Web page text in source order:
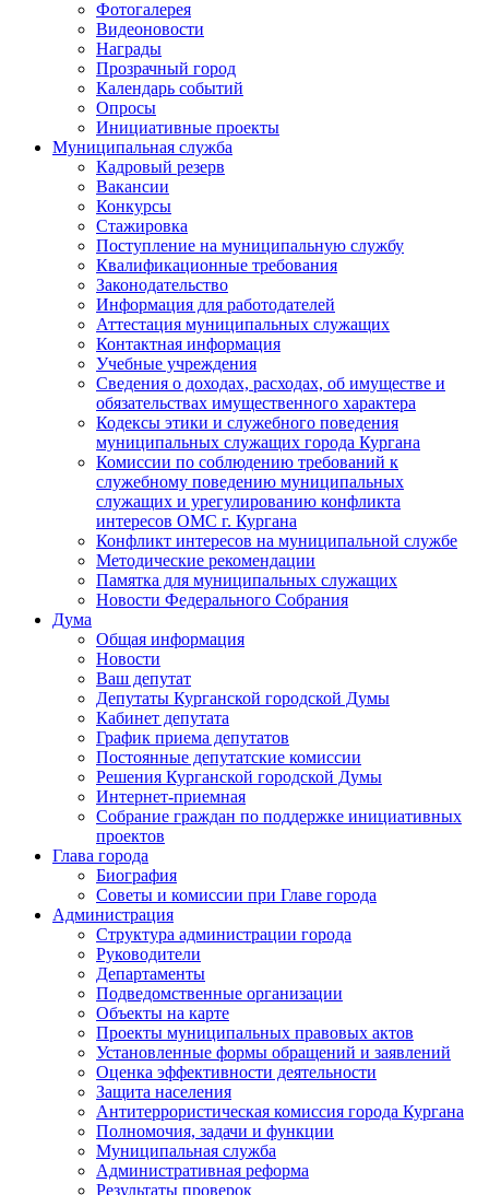
Фотогалерея
Видеоновости
Награды
Прозрачный город
Календарь событий
Опросы
Инициативные проекты
Муниципальная служба
Кадровый резерв
Вакансии
Конкурсы
Стажировка
Поступление на муниципальную службу
Квалификационные требования
Законодательство
Информация для работодателей
Аттестация муниципальных служащих
Контактная информация
Учебные учреждения
Сведения о доходах, расходах, об имуществе и
обязательствах имущественного характера
Кодексы этики и служебного поведения
муниципальных служащих города Кургана
Комиссии по соблюдению требований к
служебному поведению муниципальных
служащих и урегулированию конфликта
интересов ОМС г. Кургана
Конфликт интересов на муниципальной службе
Методические рекомендации
Памятка для муниципальных служащих
Новости Федерального Cобрания
Дума
Общая информация
Новости
Ваш депутат
Депутаты Курганской городской Думы
Кабинет депутата
График приема депутатов
Постоянные депутатские комиссии
Решения Курганской городской Думы
Интернет-приемная
Собрание граждан по поддержке инициативных
проектов
Глава города
Биография
Советы и комиссии при Главе города
Администрация
Структура администрации города
Руководители
Департаменты
Подведомственные организации
Объекты на карте
Проекты муниципальных правовых актов
Установленные формы обращений и заявлений
Оценка эффективности деятельности
Защита населения
Антитеррористическая комиссия города Кургана
Полномочия, задачи и функции
Муниципальная служба
Административная реформа
Результаты проверок